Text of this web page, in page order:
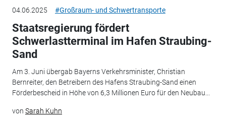
04.06.2025 #Großraum- und Schwertransporte
Staatsregierung fördert
Schwerlastterminal im Hafen Straubing-
Sand
Am 3. Juni übergab Bayerns Verkehrsminister, Christian
Bernreiter, den Betreibern des Hafens Straubing-Sand einen
Förderbescheid in Höhe von 6,3 Millionen Euro für den Neubau...
von Sarah Kuhn